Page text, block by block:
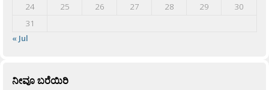
24
25 26 27 28 29
30
31
« Jul
ನೀವೂ ಬರೆಯಿರಿ